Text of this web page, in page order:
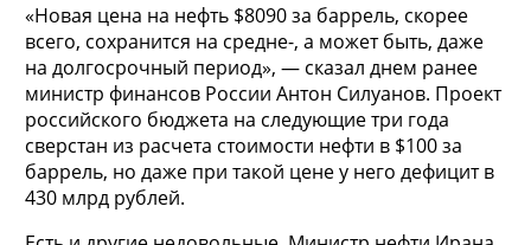
«Новая цена на нефть $8090 за баррель, скорее
всего, сохранится на средне-, а может быть, даже
на долгосрочный период», — сказал днем ранее
министр финансов России Антон Силуанов. Проект
российского бюджета на следующие три года
сверстан из расчета стоимости нефти в $100 за
баррель, но даже при такой цене у него дефицит в
430 млрд рублей.